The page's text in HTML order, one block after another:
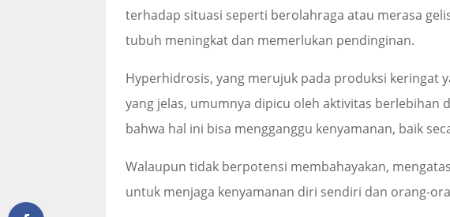
terhadap situasi seperti berolahraga atau merasa
tubuh meningkat dan memerlukan pendinginan.
Hyperhidrosis, yang merujuk pada produksi keringat
yang jelas, umumnya dipicu oleh aktivitas berlebihan
bahwa hal ini bisa mengganggu kenyamanan, baik
Walaupun tidak berpotensi membahayakan,
untuk menjaga kenyamanan diri sendiri dan orang-